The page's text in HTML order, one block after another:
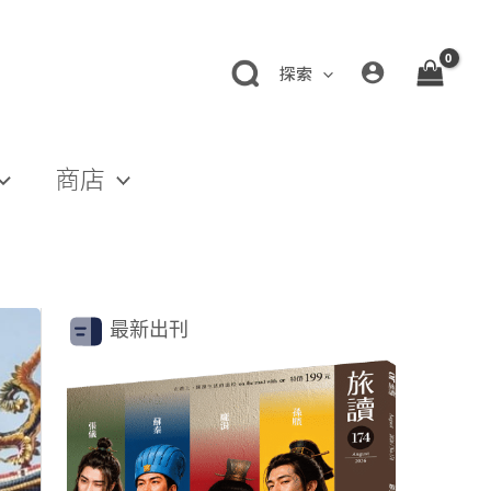
探索
商店
最新出刊